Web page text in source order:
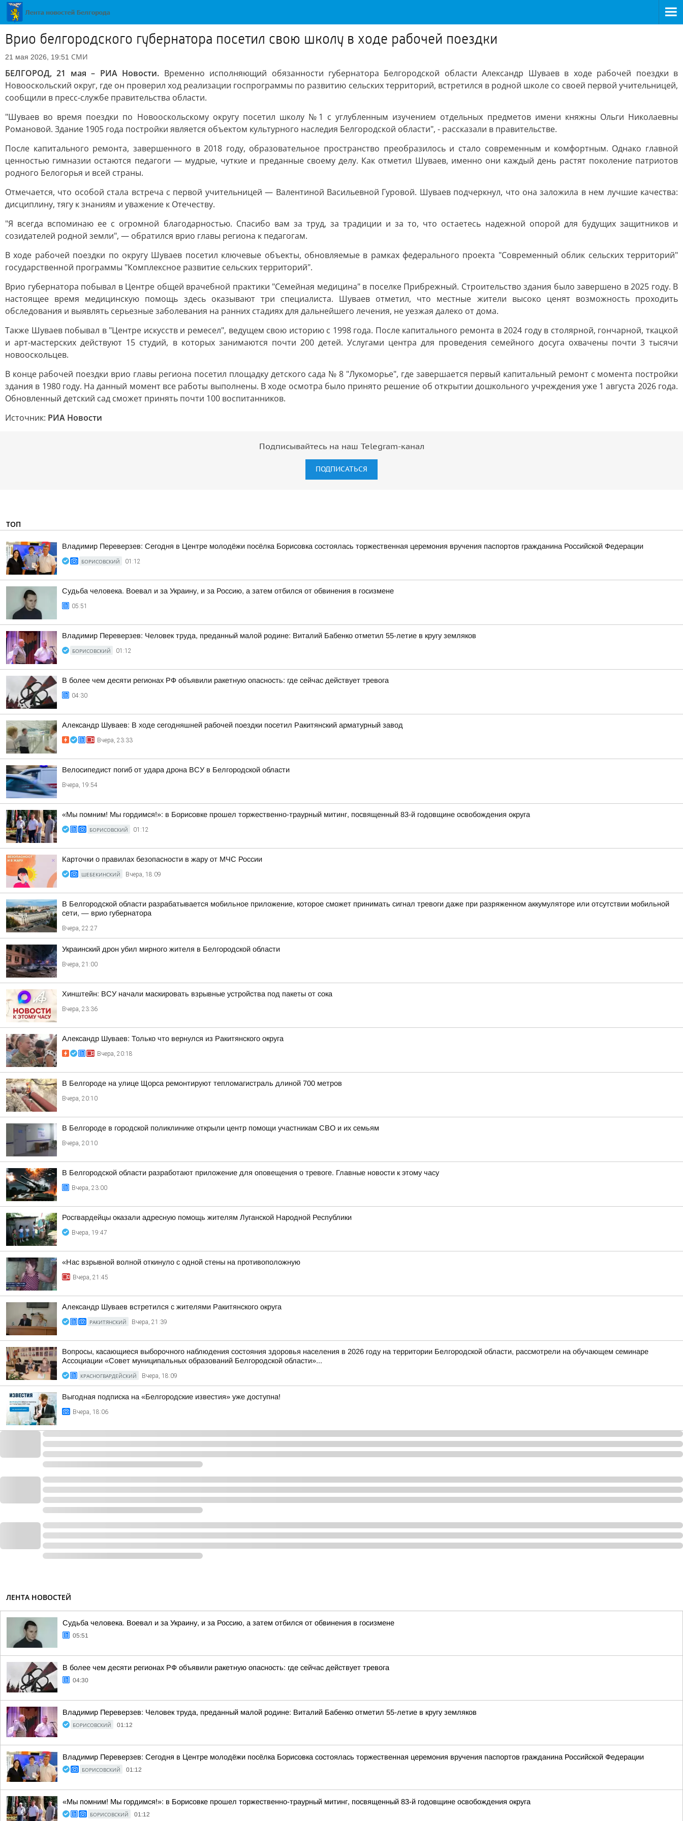
Врио белгородского губернатора посетил свою школу в ходе рабочей поездки
21 мая 2026, 19:51 СМИ
БЕЛГОРОД, 21 мая – РИА Новости. Временно исполняющий обязанности губернатора Белгородской области Александр Шуваев в ходе рабочей поездки в
Новооскольский округ, где он проверил ход реализации госпрограммы по развитию сельских территорий, встретился в родной школе со своей первой учительницей,
сообщили в пресс-службе правительства области.
"Шуваев во время поездки по Новооскольскому округу посетил школу №1 с углубленным изучением отдельных предметов имени княжны Ольги Николаевны
Романовой. Здание 1905 года постройки является объектом культурного наследия Белгородской области", - рассказали в правительстве.
После капитального ремонта, завершенного в 2018 году, образовательное пространство преобразилось и стало современным и комфортным. Однако главной
ценностью гимназии остаются педагоги — мудрые, чуткие и преданные своему делу. Как отметил Шуваев, именно они каждый день растят поколение патриотов
родного Белогорья и всей страны.
Отмечается, что особой стала встреча с первой учительницей — Валентиной Васильевной Гуровой. Шуваев подчеркнул, что она заложила в нем лучшие качества:
дисциплину, тягу к знаниям и уважение к Отечеству.
"Я всегда вспоминаю ее с огромной благодарностью. Спасибо вам за труд, за традиции и за то, что остаетесь надежной опорой для будущих защитников и
созидателей родной земли", — обратился врио главы региона к педагогам.
В ходе рабочей поездки по округу Шуваев посетил ключевые объекты, обновляемые в рамках федерального проекта "Современный облик сельских территорий"
государственной программы "Комплексное развитие сельских территорий".
Врио губернатора побывал в Центре общей врачебной практики "Семейная медицина" в поселке Прибрежный. Строительство здания было завершено в 2025 году. В
настоящее время медицинскую помощь здесь оказывают три специалиста. Шуваев отметил, что местные жители высоко ценят возможность проходить
обследования и выявлять серьезные заболевания на ранних стадиях для дальнейшего лечения, не уезжая далеко от дома.
Также Шуваев побывал в "Центре искусств и ремесел", ведущем свою историю с 1998 года. После капитального ремонта в 2024 году в столярной, гончарной, ткацкой
и арт-мастерских действуют 15 студий, в которых занимаются почти 200 детей. Услугами центра для проведения семейного досуга охвачены почти 3 тысячи
новооскольцев.
В конце рабочей поездки врио главы региона посетил площадку детского сада № 8 "Лукоморье", где завершается первый капитальный ремонт с момента постройки
здания в 1980 году. На данный момент все работы выполнены. В ходе осмотра было принято решение об открытии дошкольного учреждения уже 1 августа 2026 года.
Обновленный детский сад сможет принять почти 100 воспитанников.
Источник: РИА Новости
Подписывайтесь на наш Telegram-канал
ПОДПИСАТЬСЯ
ТОП
Владимир Переверзев: Сегодня в Центре молодёжи посёлка Борисовка состоялась торжественная церемония вручения паспортов гражданина Российской Федерации
БОРИСОВСКИЙ 01:12
Судьба человека. Воевал и за Украину, и за Россию, а затем отбился от обвинения в госизмене
05:51
Владимир Переверзев: Человек труда, преданный малой родине: Виталий Бабенко отметил 55-летие в кругу земляков
БОРИСОВСКИЙ 01:12
В более чем десяти регионах РФ объявили ракетную опасность: где сейчас действует тревога
04:30
Александр Шуваев: В ходе сегодняшней рабочей поездки посетил Ракитянский арматурный завод
Вчера, 23:33
Велосипедист погиб от удара дрона ВСУ в Белгородской области
Вчера, 19:54
«Мы помним! Мы гордимся!»: в Борисовке прошел торжественно-траурный митинг, посвященный 83-й годовщине освобождения округа
БОРИСОВСКИЙ 01:12
Карточки о правилах безопасности в жару от МЧС России
ШЕБЕКИНСКИЙ Вчера, 18:09
В Белгородской области разрабатывается мобильное приложение, которое сможет принимать сигнал тревоги даже при разряженном аккумуляторе или отсутствии мобильной
сети, — врио губернатора
Вчера, 22:27
Украинский дрон убил мирного жителя в Белгородской области
Вчера, 21:00
Хинштейн: ВСУ начали маскировать взрывные устройства под пакеты от сока
Вчера, 23:36
Александр Шуваев: Только что вернулся из Ракитянского округа
Вчера, 20:18
В Белгороде на улице Щорса ремонтируют тепломагистраль длиной 700 метров
Вчера, 20:10
В Белгороде в городской поликлинике открыли центр помощи участникам СВО и их семьям
Вчера, 20:10
В Белгородской области разработают приложение для оповещения о тревоге. Главные новости к этому часу
Вчера, 23:00
Росгвардейцы оказали адресную помощь жителям Луганской Народной Республики
Вчера, 19:47
«Нас взрывной волной откинуло с одной стены на противоположную
Вчера, 21:45
Александр Шуваев встретился с жителями Ракитянского округа
РАКИТЯНСКИЙ Вчера, 21:39
Вопросы, касающиеся выборочного наблюдения состояния здоровья населения в 2026 году на территории Белгородской области, рассмотрели на обучающем семинаре
Ассоциации «Совет муниципальных образований Белгородской области»...
КРАСНОГВАРДЕЙСКИЙ Вчера, 18:09
Выгодная подписка на «Белгородские известия» уже доступна!
Вчера, 18:06
ЛЕНТА НОВОСТЕЙ
Судьба человека. Воевал и за Украину, и за Россию, а затем отбился от обвинения в госизмене
05:51
В более чем десяти регионах РФ объявили ракетную опасность: где сейчас действует тревога
04:30
Владимир Переверзев: Человек труда, преданный малой родине: Виталий Бабенко отметил 55-летие в кругу земляков
БОРИСОВСКИЙ 01:12
Владимир Переверзев: Сегодня в Центре молодёжи посёлка Борисовка состоялась торжественная церемония вручения паспортов гражданина Российской Федерации
БОРИСОВСКИЙ 01:12
«Мы помним! Мы гордимся!»: в Борисовке прошел торжественно-траурный митинг, посвященный 83-й годовщине освобождения округа
БОРИСОВСКИЙ 01:12